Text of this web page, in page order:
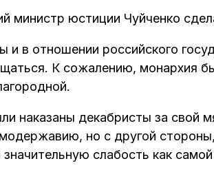
министр юстиции Чуйченко
и в отношении российского
К сожалению, монархия
наказаны декабристы за
но с другой
слабость как самой